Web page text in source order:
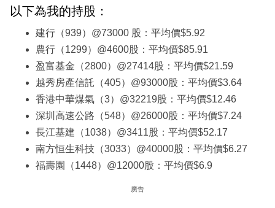
以下為我的持股：
建行（939）@73000 股：平均價$5.92
農行（1299）@4600股：平均價$85.91
盈富基金（2800）@27414股：平均價$21.59
越秀房產信託（405）@93000股：平均價$3.64
香港中華煤氣（3）@32219股：平均價$12.46
深圳高速公路（548）@26000股：平均價$7.24
長江基建（1038）@3411股：平均價$52.17
南方恒生科技（3033）@40000股：平均價$6.27
福壽園（1448）@12000股：平均價$6.9
廣告